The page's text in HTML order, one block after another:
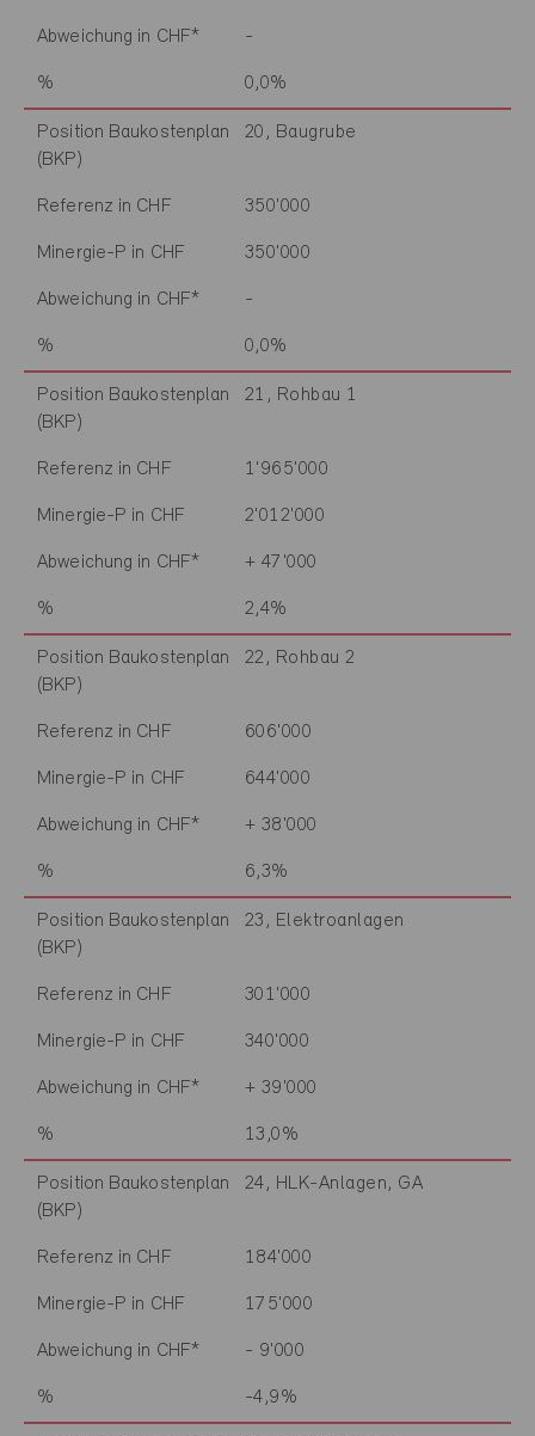
Abweichung in CHF* -
% 0,0%
Position Baukostenplan
(BKP)
20, Baugrube
Referenz in CHF 350'000
Minergie-P in CHF 350'000
Abweichung in CHF* -
% 0,0%
Position Baukostenplan
(BKP)
21, Rohbau 1
Referenz in CHF 1'965'000
Minergie-P in CHF 2'012'000
Abweichung in CHF* + 47'000
% 2,4%
Position Baukostenplan
(BKP)
22, Rohbau 2
Referenz in CHF 606'000
Minergie-P in CHF 644'000
Abweichung in CHF* + 38'000
% 6,3%
Position Baukostenplan
(BKP)
23, Elektroanlagen
Referenz in CHF 301'000
Minergie-P in CHF 340'000
Abweichung in CHF* + 39'000
% 13,0%
Position Baukostenplan
(BKP)
24, HLK-Anlagen, GA
Referenz in CHF 184'000
Minergie-P in CHF 175'000
Abweichung in CHF* - 9'000
% -4,9%